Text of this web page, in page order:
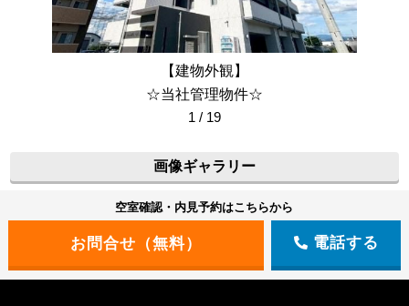
【建物外観】
☆当社管理物件☆
1 / 19
画像ギャラリー
空室確認・内見予約はこちらから
電話する